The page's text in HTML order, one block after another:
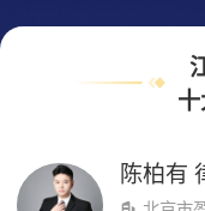
碑好、执业年限、用户
度高的专业执业律师，
省哪个建筑工程律师好
的，也可以直接免费提
陈柏有